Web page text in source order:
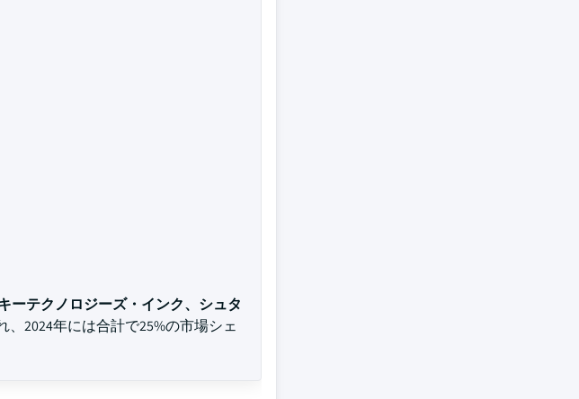
ーテクノロジーズ・インク、シュタ
、2024年には合計で25%の市場シェ